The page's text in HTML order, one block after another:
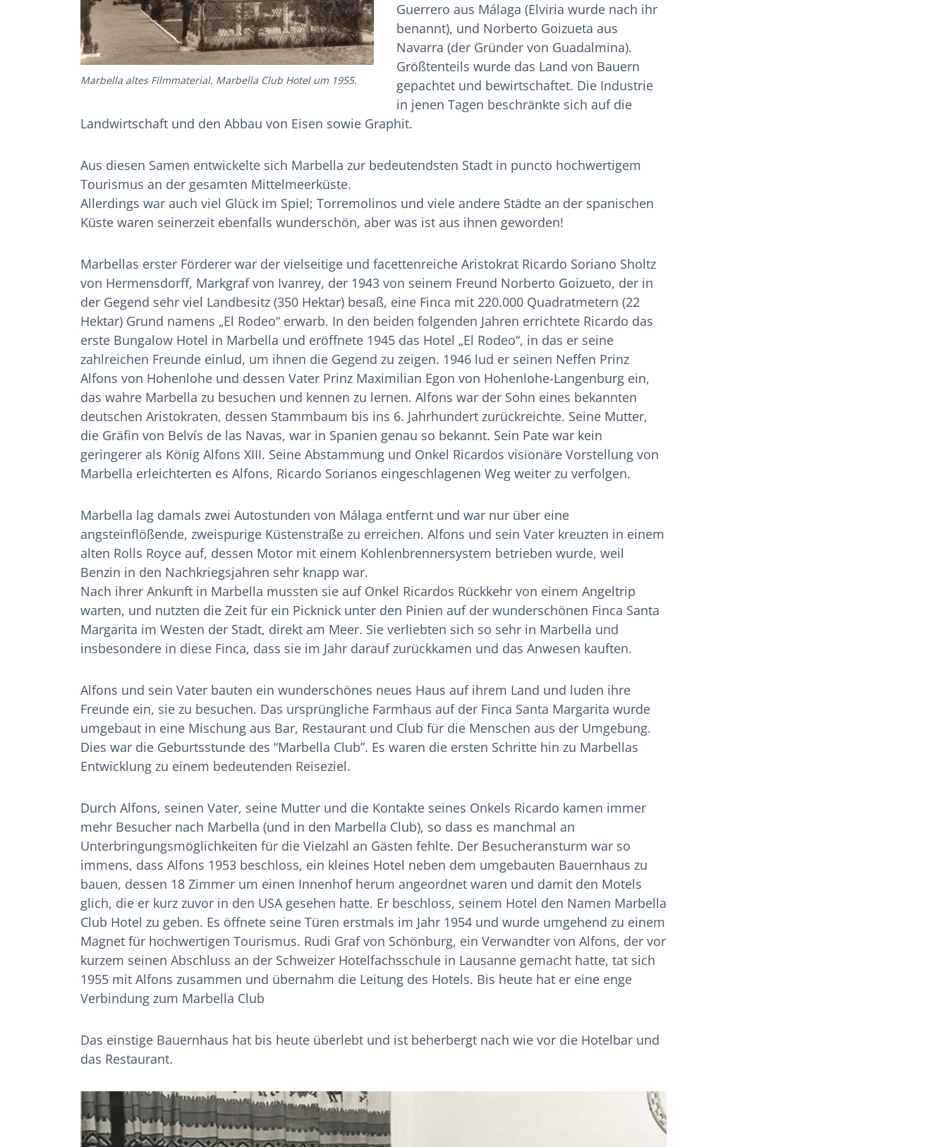
Marbella altes Filmmaterial. Marbella Club Hotel um 1955.
Guerrero aus Málaga (Elviria wurde nach ihr
benannt), und Norberto Goizueta aus
Navarra (der Gründer von Guadalmina).
Größtenteils wurde das Land von Bauern
gepachtet und bewirtschaftet. Die Industrie
in jenen Tagen beschränkte sich auf die
Landwirtschaft und den Abbau von Eisen sowie Graphit.
Aus diesen Samen entwickelte sich Marbella zur bedeutendsten Stadt in puncto hochwertigem
Tourismus an der gesamten Mittelmeerküste.
Allerdings war auch viel Glück im Spiel; Torremolinos und viele andere Städte an der spanischen
Küste waren seinerzeit ebenfalls wunderschön, aber was ist aus ihnen geworden!
Marbellas erster Förderer war der vielseitige und facettenreiche Aristokrat Ricardo Soriano Sholtz
von Hermensdorff, Markgraf von Ivanrey, der 1943 von seinem Freund Norberto Goizueto, der in
der Gegend sehr viel Landbesitz (350 Hektar) besaß, eine Finca mit 220.000 Quadratmetern (22
Hektar) Grund namens „El Rodeo“ erwarb. In den beiden folgenden Jahren errichtete Ricardo das
erste Bungalow Hotel in Marbella und eröffnete 1945 das Hotel „El Rodeo“, in das er seine
zahlreichen Freunde einlud, um ihnen die Gegend zu zeigen. 1946 lud er seinen Neffen Prinz
Alfons von Hohenlohe und dessen Vater Prinz Maximilian Egon von Hohenlohe-Langenburg ein,
das wahre Marbella zu besuchen und kennen zu lernen. Alfons war der Sohn eines bekannten
deutschen Aristokraten, dessen Stammbaum bis ins 6. Jahrhundert zurückreichte. Seine Mutter,
die Gräfin von Belvís de las Navas, war in Spanien genau so bekannt. Sein Pate war kein
geringerer als König Alfons XIII. Seine Abstammung und Onkel Ricardos visionäre Vorstellung von
Marbella erleichterten es Alfons, Ricardo Sorianos eingeschlagenen Weg weiter zu verfolgen.
Marbella lag damals zwei Autostunden von Málaga entfernt und war nur über eine
angsteinflößende, zweispurige Küstenstraße zu erreichen. Alfons und sein Vater kreuzten in einem
alten Rolls Royce auf, dessen Motor mit einem Kohlenbrennersystem betrieben wurde, weil
Benzin in den Nachkriegsjahren sehr knapp war.
Nach ihrer Ankunft in Marbella mussten sie auf Onkel Ricardos Rückkehr von einem Angeltrip
warten, und nutzten die Zeit für ein Picknick unter den Pinien auf der wunderschönen Finca Santa
Margarita im Westen der Stadt, direkt am Meer. Sie verliebten sich so sehr in Marbella und
insbesondere in diese Finca, dass sie im Jahr darauf zurückkamen und das Anwesen kauften.
Alfons und sein Vater bauten ein wunderschönes neues Haus auf ihrem Land und luden ihre
Freunde ein, sie zu besuchen. Das ursprüngliche Farmhaus auf der Finca Santa Margarita wurde
umgebaut in eine Mischung aus Bar, Restaurant und Club für die Menschen aus der Umgebung.
Dies war die Geburtsstunde des “Marbella Club”. Es waren die ersten Schritte hin zu Marbellas
Entwicklung zu einem bedeutenden Reiseziel.
Durch Alfons, seinen Vater, seine Mutter und die Kontakte seines Onkels Ricardo kamen immer
mehr Besucher nach Marbella (und in den Marbella Club), so dass es manchmal an
Unterbringungsmöglichkeiten für die Vielzahl an Gästen fehlte. Der Besucheransturm war so
immens, dass Alfons 1953 beschloss, ein kleines Hotel neben dem umgebauten Bauernhaus zu
bauen, dessen 18 Zimmer um einen Innenhof herum angeordnet waren und damit den Motels
glich, die er kurz zuvor in den USA gesehen hatte. Er beschloss, seinem Hotel den Namen Marbella
Club Hotel zu geben. Es öffnete seine Türen erstmals im Jahr 1954 und wurde umgehend zu einem
Magnet für hochwertigen Tourismus. Rudi Graf von Schönburg, ein Verwandter von Alfons, der vor
kurzem seinen Abschluss an der Schweizer Hotelfachsschule in Lausanne gemacht hatte, tat sich
1955 mit Alfons zusammen und übernahm die Leitung des Hotels. Bis heute hat er eine enge
Verbindung zum Marbella Club
Das einstige Bauernhaus hat bis heute überlebt und ist beherbergt nach wie vor die Hotelbar und
das Restaurant.